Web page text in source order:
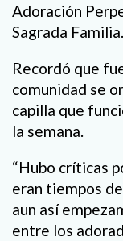
Adoración
Sagrada Familia.
Recordó que
comunidad se
capilla que
la semana.
“Hubo críticas
eran tiempos
aun así
entre los